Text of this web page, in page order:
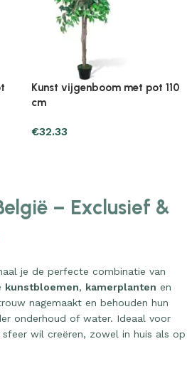
Kunst vijgenboom met pot 110
cm
€32.33
– Exclusief &
je de perfecte combinatie van
kunstbloemen, kamerplanten en
nagemaakt en behouden hun
onderhoud of water. Ideaal voor
wil creëren, zowel in huis als op